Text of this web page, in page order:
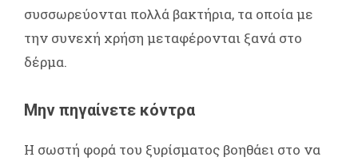
συσσωρεύονται πολλά βακτήρια, τα οποία με
την συνεχή χρήση μεταφέρονται ξανά στο
δέρμα.
Μην πηγαίνετε κόντρα
Η σωστή φορά του ξυρίσματος βοηθάει στο να